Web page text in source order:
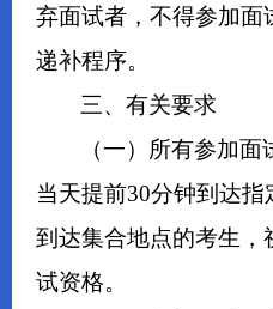
弃面试者，不得参加面
递补程序。
三、有关要求
（一）所有参加
当天提前30分钟到达
到达集合地点的考生，
试资格。